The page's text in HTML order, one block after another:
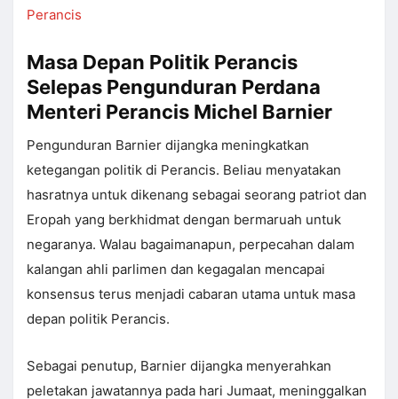
Perancis
Masa Depan Politik Perancis
Selepas Pengunduran Perdana
Menteri Perancis Michel Barnier
Pengunduran Barnier dijangka meningkatkan
ketegangan politik di Perancis. Beliau menyatakan
hasratnya untuk dikenang sebagai seorang patriot dan
Eropah yang berkhidmat dengan bermaruah untuk
negaranya. Walau bagaimanapun, perpecahan dalam
kalangan ahli parlimen dan kegagalan mencapai
konsensus terus menjadi cabaran utama untuk masa
depan politik Perancis.
Sebagai penutup, Barnier dijangka menyerahkan
peletakan jawatannya pada hari Jumaat, meninggalkan